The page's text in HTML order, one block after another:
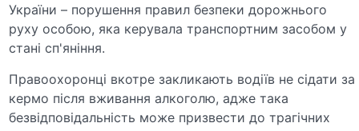
України – порушення правил безпеки дорожнього
руху особою, яка керувала транспортним засобом у
стані сп'яніння.
Правоохоронці вкотре закликають водіїв не сідати за
кермо після вживання алкоголю, адже така
безвідповідальність може призвести до трагічних